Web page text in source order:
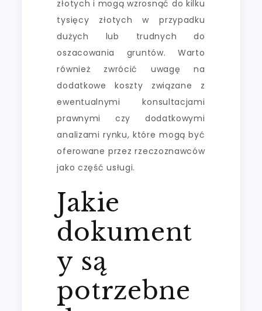
złotych i mogą wzrosnąć do kilku
tysięcy złotych w przypadku
dużych lub trudnych do
oszacowania gruntów. Warto
również zwrócić uwagę na
dodatkowe koszty związane z
ewentualnymi konsultacjami
prawnymi czy dodatkowymi
analizami rynku, które mogą być
oferowane przez rzeczoznawców
jako część usługi.
Jakie
dokument
y są
potrzebne